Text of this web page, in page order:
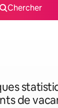
Chercher
de